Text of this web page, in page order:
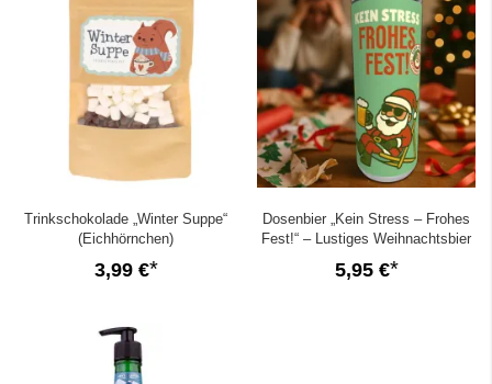
Trinkschokolade „Winter Suppe“
(Eichhörnchen)
3,99 €
Dosenbier „Kein Stress – Frohes
Fest!“ – Lustiges Weihnachtsbier
5,95 €